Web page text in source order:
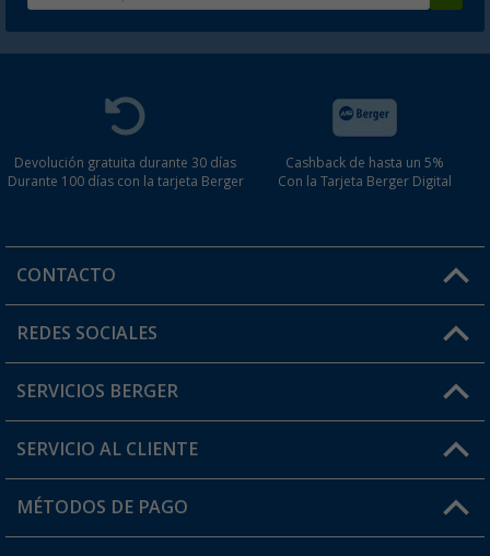
Devolución gratuita durante 30 días
Durante 100 días con la tarjeta Berger
Cashback de hasta un 5%
Con la Tarjeta Berger Digital
CONTACTO
Horario de atención al cliente:
¿Tienes alguna duda?
REDES SOCIALES
SERVICIOS BERGER
Conviértete en distribuidor
Mi cuenta
SERVICIO AL CLIENTE
FAQ y Contacto
MÉTODOS DE PAGO